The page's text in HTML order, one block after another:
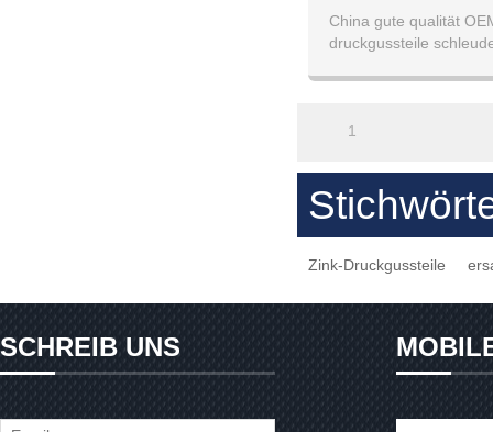
Maschine
China gute qualität
druckgussteile
1
Zink-Druckgussteile
SCHREIB UNS